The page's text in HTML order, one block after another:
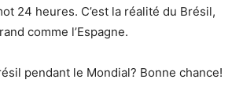
24 heures. C’est la réalité du Brésil,
comme l’Espagne.